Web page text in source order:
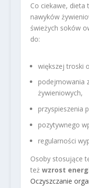
Co ciekawe, dieta
nawyków
świeżych soków
do:
większej troski
podejmowania
żywieniowych,
przyspieszenia
pozytywnego
regularności
Osoby stosujące
też wzrost
Oczyszczanie